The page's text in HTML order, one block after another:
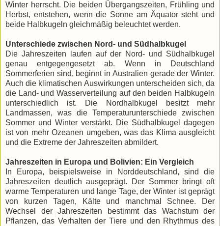
Winter herrscht. Die beiden Übergangszeiten, Frühling und
Herbst, entstehen, wenn die Sonne am Äquator steht und
beide Halbkugeln gleichmäßig beleuchtet werden.
Unterschiede zwischen Nord- und Südhalbkugel
Die Jahreszeiten laufen auf der Nord- und Südhalbkugel
genau entgegengesetzt ab. Wenn in Deutschland
Sommerferien sind, beginnt in Australien gerade der Winter.
Auch die klimatischen Auswirkungen unterscheiden sich, da
die Land- und Wasserverteilung auf den beiden Halbkugeln
unterschiedlich ist. Die Nordhalbkugel besitzt mehr
Landmassen, was die Temperaturunterschiede zwischen
Sommer und Winter verstärkt. Die Südhalbkugel dagegen
ist von mehr Ozeanen umgeben, was das Klima ausgleicht
und die Extreme der Jahreszeiten abmildert.
Jahreszeiten in Europa und Bolivien: Ein Vergleich
In Europa, beispielsweise in Norddeutschland, sind die
Jahreszeiten deutlich ausgeprägt. Der Sommer bringt oft
warme Temperaturen und lange Tage, der Winter ist geprägt
von kurzen Tagen, Kälte und manchmal Schnee. Der
Wechsel der Jahreszeiten bestimmt das Wachstum der
Pflanzen, das Verhalten der Tiere und den Rhythmus des